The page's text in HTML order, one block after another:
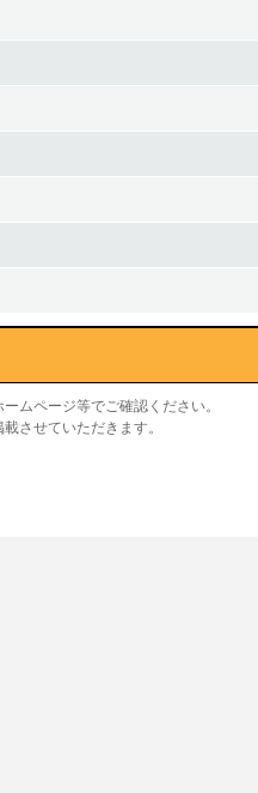
ムページ等でご確認ください。
させていただきます。